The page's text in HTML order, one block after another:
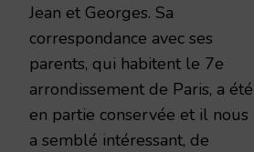
Jean et Georges. Sa
correspondance avec ses
parents, qui habitent le 7e
arrondissement de Paris, a été
en partie conservée et il nous
a semblé intéressant, de